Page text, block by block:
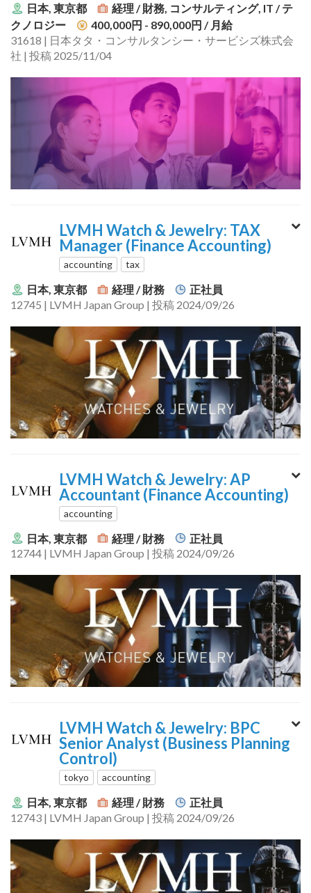
日本, 東京都
経理 / 財務, コンサルティング, IT / テ
クノロジー
400,000円 - 890,000円 / 月給
31618 | 日本タタ・コンサルタンシー・サービシズ株式会
社 | 投稿 2025/11/04
LVMH Watch & Jewelry: TAX
Manager (Finance Accounting)
accounting tax
日本, 東京都 経理 / 財務
正社員
12745 | LVMH Japan Group | 投稿 2024/09/26
LVMH Watch & Jewelry: AP
Accountant (Finance Accounting)
accounting
日本, 東京都 経理 / 財務
正社員
12744 | LVMH Japan Group | 投稿 2024/09/26
LVMH Watch & Jewelry: BPC
Senior Analyst (Business Planning
Control)
tokyo accounting
日本, 東京都 経理 / 財務
正社員
12743 | LVMH Japan Group | 投稿 2024/09/26